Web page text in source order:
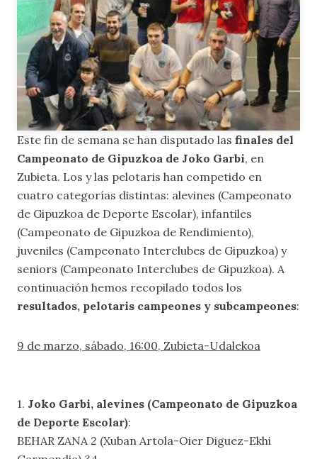
Este fin de semana se han disputado las finales del
Campeonato de Gipuzkoa de Joko Garbi, en
Zubieta. Los y las pelotaris han competido en
cuatro categorías distintas: alevines (Campeonato
de Gipuzkoa de Deporte Escolar), infantiles
(Campeonato de Gipuzkoa de Rendimiento),
juveniles (Campeonato Interclubes de Gipuzkoa) y
seniors (Campeonato Interclubes de Gipuzkoa). A
continuación hemos recopilado todos los
resultados, pelotaris campeones y subcampeones:
9 de marzo, sábado, 16:00, Zubieta-Udalekoa
1. Joko Garbi, alevines (Campeonato de Gipuzkoa
de Deporte Escolar):
BEHAR ZANA 2 (Xuban Artola-Oier Diguez-Ekhi